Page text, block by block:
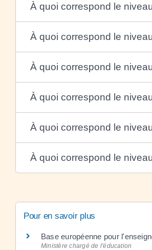
À quoi correspond le
À quoi correspond le
À quoi correspond le
À quoi correspond le
À quoi correspond le
À quoi correspond le
Pour en savoir plus
Base européenne pour
Ministère chargé de l'éducation